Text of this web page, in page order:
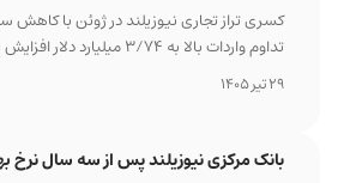
کسری تراز تجاری نیوزیلند در ژوئن با کاهش
تداوم واردات بالا به ۳/۷۴ میلیارد دلار افزایش یافت.
بانک مرکزی نیوزیلند پس از سه سال نرخ بهره